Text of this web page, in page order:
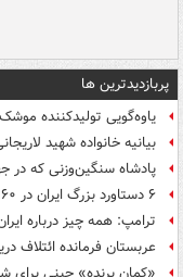
پربازدیدترین ها
یاوه‌گویی تولیدکننده موشک
بیانیه خانواده شهید
پادشاه سنگین‌وزنی که در
۶ دستاورد بزرگ ایران در ۱۶۰ روز رهبری رهبر انقلاب
ترامپ: همه چیز درباره
عربستان فرمانده ائتلاف
«کمانِ پرنده» چینی برای